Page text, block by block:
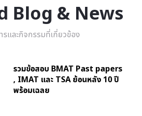
Blog & News
รและกิจกรรมที่เกี่ยวข้อง
รวมข้อสอบ BMAT Past papers
, IMAT และ TSA ย้อนหลัง 10 ปี
พร้อมเฉลย